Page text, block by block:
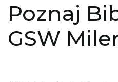
Poznaj
GSW